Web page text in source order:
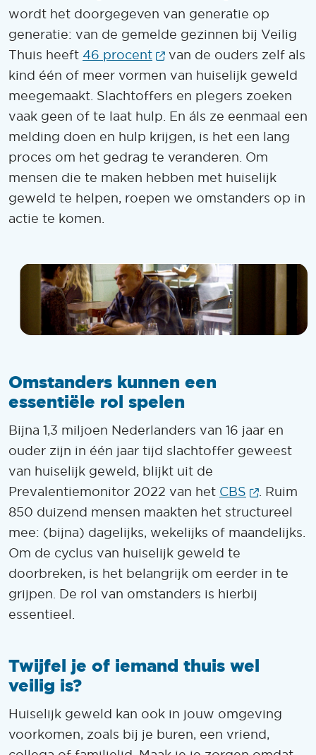
wordt het doorgegeven van generatie op
generatie: van de gemelde gezinnen bij Veilig
Thuis heeft 46 procent (Opent in een nieuw
van de ouders zelf als
kind één of meer vormen van huiselijk geweld
meegemaakt. Slachtoffers en plegers zoeken
vaak geen of te laat hulp. En áls ze eenmaal een
melding doen en hulp krijgen, is het een lang
proces om het gedrag te veranderen. Om
mensen die te maken hebben met huiselijk
geweld te helpen, roepen we omstanders op in
actie te komen.
Omstanders kunnen een
essentiële rol spelen
Bijna 1,3 miljoen Nederlanders van 16 jaar en
ouder zijn in één jaar tijd slachtoffer geweest
van huiselijk geweld, blijkt uit de
Prevalentiemonitor 2022 van het CBS (Opent
. Ruim
850 duizend mensen maakten het structureel
mee: (bijna) dagelijks, wekelijks of maandelijks.
Om de cyclus van huiselijk geweld te
doorbreken, is het belangrijk om eerder in te
grijpen. De rol van omstanders is hierbij
essentieel.
Twijfel je of iemand thuis wel
veilig is?
Huiselijk geweld kan ook in jouw omgeving
voorkomen, zoals bij je buren, een vriend,